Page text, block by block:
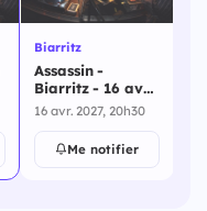
Biarritz
Assassin -
Biarritz - 16 avril
2027
16 avr. 2027, 20h30
Me notifier